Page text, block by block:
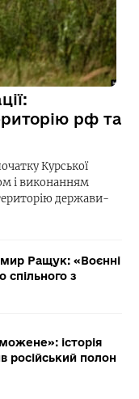
рф та
Курської
і виконанням
держави-
Ращук: «Воєнні
спільного з
історія
російський полон